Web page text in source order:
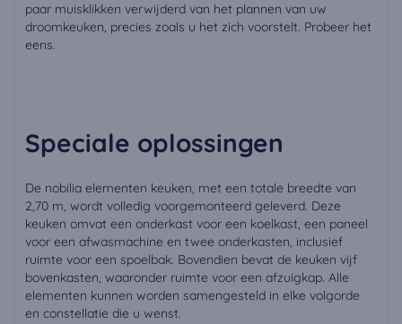
paar muisklikken verwijderd van het plannen van uw
droomkeuken, precies zoals u het zich voorstelt. Probeer het
eens.
Speciale oplossingen
De nobilia elementen keuken, met een totale breedte van
2,70 m, wordt volledig voorgemonteerd geleverd. Deze
keuken omvat een onderkast voor een koelkast, een paneel
voor een afwasmachine en twee onderkasten, inclusief
ruimte voor een spoelbak. Bovendien bevat de keuken vijf
bovenkasten, waaronder ruimte voor een afzuigkap. Alle
elementen kunnen worden samengesteld in elke volgorde
en constellatie die u wenst.